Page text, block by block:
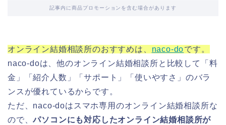
記事内に商品プロモーションを含む場合があります
オンライン結婚相談所のおすすめは、 naco-doです。
naco-doは、他のオンライン結婚相談所と比較して「料
金」「紹介人数」「サポート」「使いやすさ」のバラ
ンスが優れているからです。
ただ、naco-doはスマホ専用のオンライン結婚相談所な
ので、パソコンにも対応したオンライン結婚相談所が